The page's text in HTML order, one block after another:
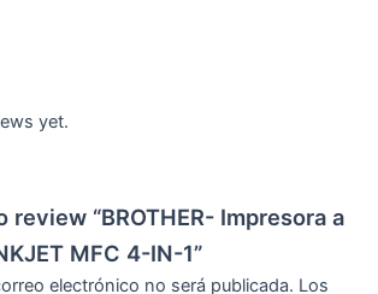
yet.
“BROTHER- Impresora a
MFC 4-IN-1”
electrónico no será publicada. Los